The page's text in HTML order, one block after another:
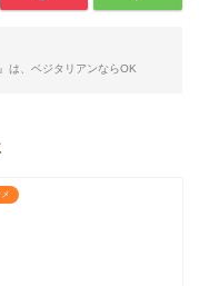
は、ベジタリアンならOK